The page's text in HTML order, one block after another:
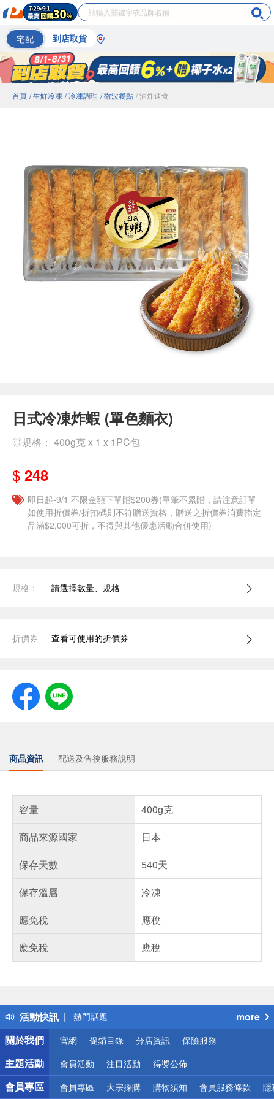
宅配 到店取貨
首頁 / 生鮮冷凍 / 冷凍調理 / 微波餐點 / 油炸速食
日式冷凍炸蝦 (單色麵衣)
◎規格： 400g克 x 1 x 1PC包
$ 248
即日起-9/1 不限金額下單贈$200券(單筆不累贈，請注意訂單
如使用折價券/折扣碼則不符贈送資格，贈送之折價券消費指定
品滿$2,000可折，不得與其他優惠活動合併使用)
規格： 請選擇數量、規格
折價券 查看可使用的折價券
商品資訊 配送及售後服務說明
容量
400g克
商品來源國家
日本
保存天數
540天
保存溫層
冷凍
應免稅
應稅
應免稅
應稅
活動快訊
得獎公告
熱門話題
銀行優惠
偏遠地區配送
詐騙網頁！請小心！
more
關於我們
官網 促銷目錄 分店資訊 保險服務
主題活動 會員活動 注目活動 得獎公佈
會員專區 會員專區 大宗採購 購物須知 會員服務條款 隱